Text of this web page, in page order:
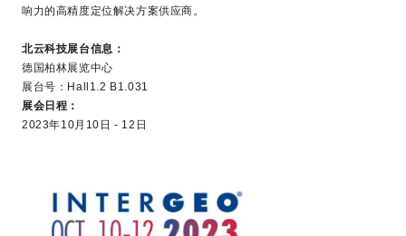
响力的高精度定位解决方案供应商。
北云科技展台信息：
德国柏林展览中心
展台号：Hall1.2 B1.031
展会日程：
2023年10月10日 - 12日